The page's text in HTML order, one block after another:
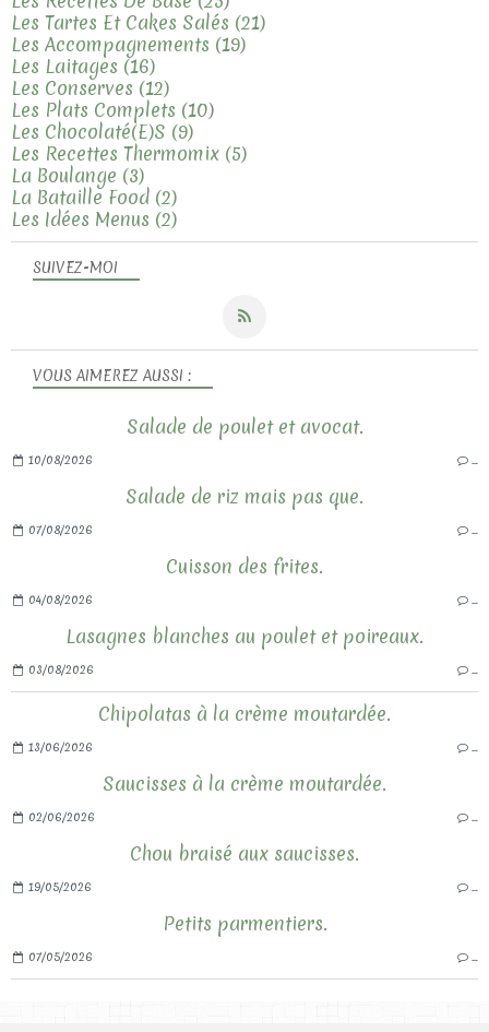
SUIVEZ-MOI
VOUS AIMEREZ AUSSI :
Salade de poulet et avocat.
10/08/2026
Salade de riz mais pas que.
07/08/2026
Cuisson des frites.
04/08/2026
Lasagnes blanches au poulet et poireaux.
03/08/2026
Chipolatas à la crème moutardée.
13/06/2026
Saucisses à la crème moutardée.
02/06/2026
Chou braisé aux saucisses.
19/05/2026
Petits parmentiers.
07/05/2026
Les Tartes Et Cakes Salés (21)
Les Accompagnements (19)
Les Laitages (16)
Les Conserves (12)
Les Plats Complets (10)
Les Chocolaté(e)s (9)
Les Recettes Thermomix (5)
La Boulange (3)
La Bataille Food (2)
Les Idées Menus (2)